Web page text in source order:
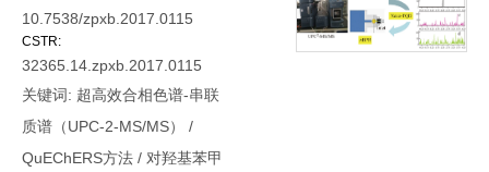
10.7538/zpxb.2017.0115
CSTR:
32365.14.zpxb.2017.0115
关键词: 超高效合相色谱-串联
质谱（UPC-2-MS/MS）
/
QuEChERS方法 / 对羟基苯甲